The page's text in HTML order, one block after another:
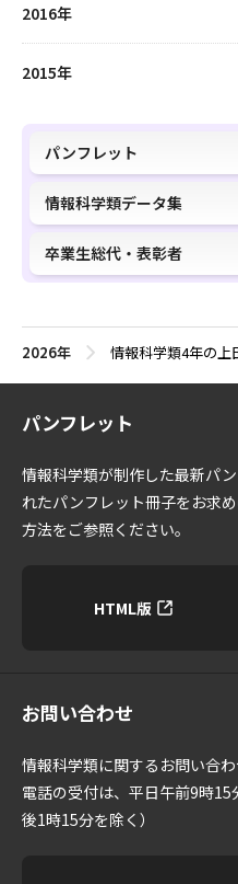
2016年
2015年
パンフレット
情報科学類データ集
卒業生総代・表彰者
2026年 情報科学類4年の上
パンフレット
情報科学類が制作した最新パ
れたパンフレット冊子をお求
方法をご参照ください。
HTML版
お問い合わせ
情報科学類に関するお問い合
電話の受付は、平日午前9時
後1時15分を除く）